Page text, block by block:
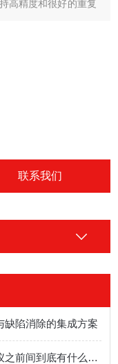
高精度和很好的重复
联系我们
缺陷消除的集成方案
科普全自动闭口闪点仪和闭口闪点仪之前间到底有什么样的区别